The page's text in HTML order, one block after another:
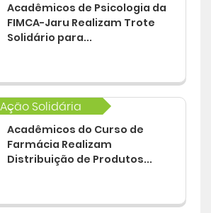
Acadêmicos de Psicologia da
FIMCA-Jaru Realizam Trote
Solidário para...
Ação Solidária
Acadêmicos do Curso de
Farmácia Realizam
Distribuição de Produtos...